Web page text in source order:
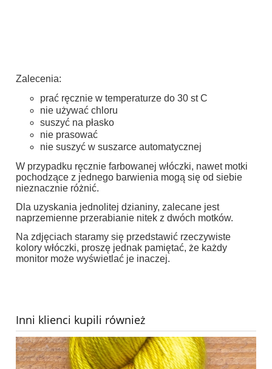
Zalecenia:
prać ręcznie w temperaturze do 30 st C
nie używać chloru
suszyć na płasko
nie prasować
nie suszyć w suszarce automatycznej
W przypadku ręcznie farbowanej włóczki, nawet motki
pochodzące z jednego barwienia mogą się od siebie
nieznacznie różnić.
Dla uzyskania jednolitej dzianiny, zalecane jest
naprzemienne przerabianie nitek z dwóch motków.
Na zdjęciach staramy się przedstawić rzeczywiste
kolory włóczki, proszę jednak pamiętać, że każdy
monitor może wyświetlać je inaczej.
Inni klienci kupili również